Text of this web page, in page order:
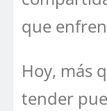
que
Hoy, más
tender